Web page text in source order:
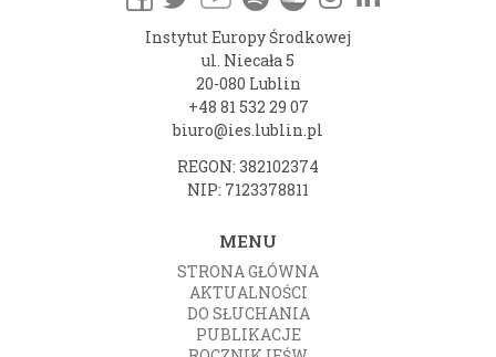
Instytut Europy Środkowej
ul. Niecała 5
20-080 Lublin
+48 81 532 29 07
biuro@ies.lublin.pl
REGON: 382102374
NIP: 7123378811
MENU
STRONA GŁÓWNA
AKTUALNOŚCI
DO SŁUCHANIA
PUBLIKACJE